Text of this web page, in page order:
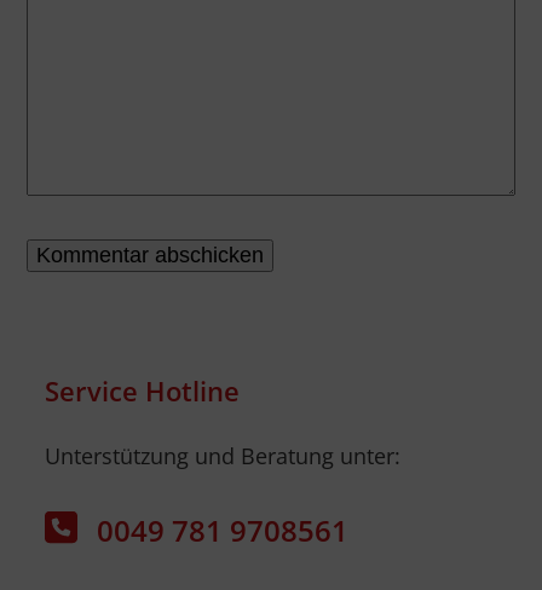
Service Hotline
Unterstützung und Beratung unter:
0049 781 9708561